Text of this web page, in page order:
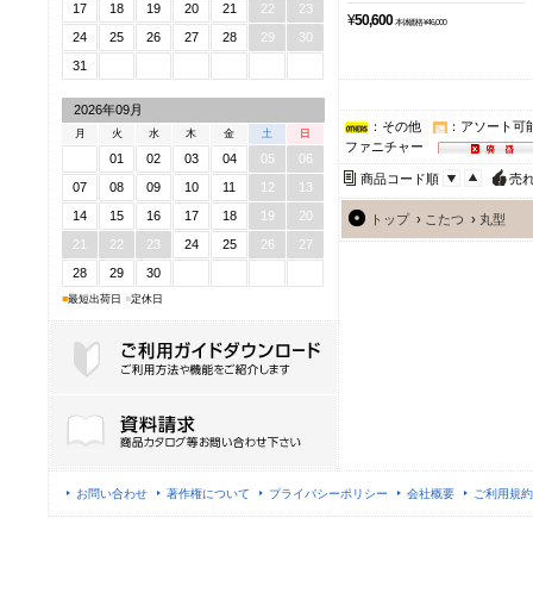
17
18 19 20 21 22
23
24
25 26 27 28 29
30
31
2026年09月
月 火 水 木 金 土 日
01 02 03 04 05
06
07
08 09 10 11 12
13
14
15 16 17 18 19
20
21
22 23 24 25 26
27
28
29 30
■最短出荷日 ■定休日
¥50,600 本体価格 ¥46,000
：その他
：アソート可
ファニチャー
商品コード順 売
トップ › こたつ › 丸型
お問い合わせ 著作権について プライバシーポリシー 会社概要 ご利用規約